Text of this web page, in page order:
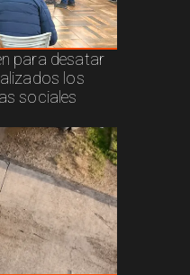
para desatar
los
sociales